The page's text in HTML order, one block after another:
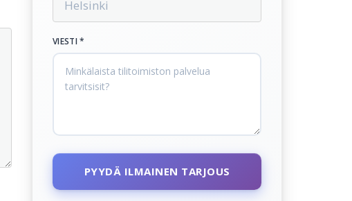
VIESTI *
PYYDÄ ILMAINEN TARJOUS